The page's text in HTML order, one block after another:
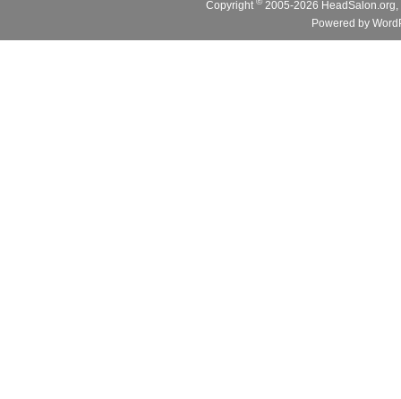
Copyright
2005-2026
Powered by